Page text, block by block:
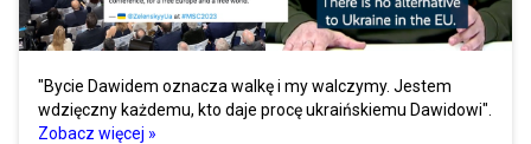
"Bycie Dawidem oznacza walkę i my walczymy. Jestem
wdzięczny każdemu, kto daje procę ukraińskiemu Dawidowi".
Zobacz więcej »